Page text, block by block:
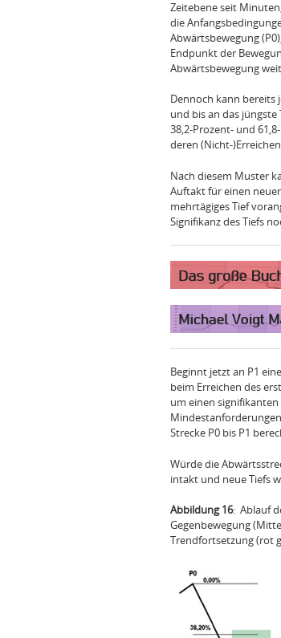
Zeitebene seit
die
Abwärtsbewegung
Endpunkt der
Abwärtsbewegung
Dennoch kann bereits
und bis an das
38,2‑Prozent‑ und
deren
Nach diesem Muster
Auftakt für einen
mehrtägiges Tief
Signifikanz des Tiefs
Beginnt jetzt an P1
beim Erreichen des
um einen
Strecke P0 bis P1
Würde die
intakt und neue Tiefs
Abbildung 16: Ablauf
Gegenbewegung
Trendfortsetzung (rot